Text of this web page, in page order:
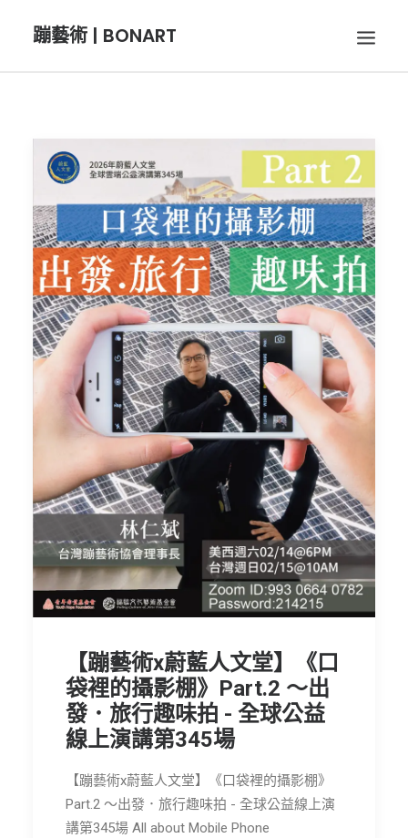
蹦藝術 | BONART
BON攝影
BON插畫
BON旅行
節慶長笛樂團
關於我們
會員專區
【蹦藝術x蔚藍人文堂】《口
袋裡的攝影棚》Part.2 ～出
發．旅行趣味拍 - 全球公益
線上演講第345場
【蹦藝術x蔚藍人文堂】《口袋裡的攝影棚》
Part.2 ～出發．旅行趣味拍 - 全球公益線上演
講第345場 All about Mobile Phone